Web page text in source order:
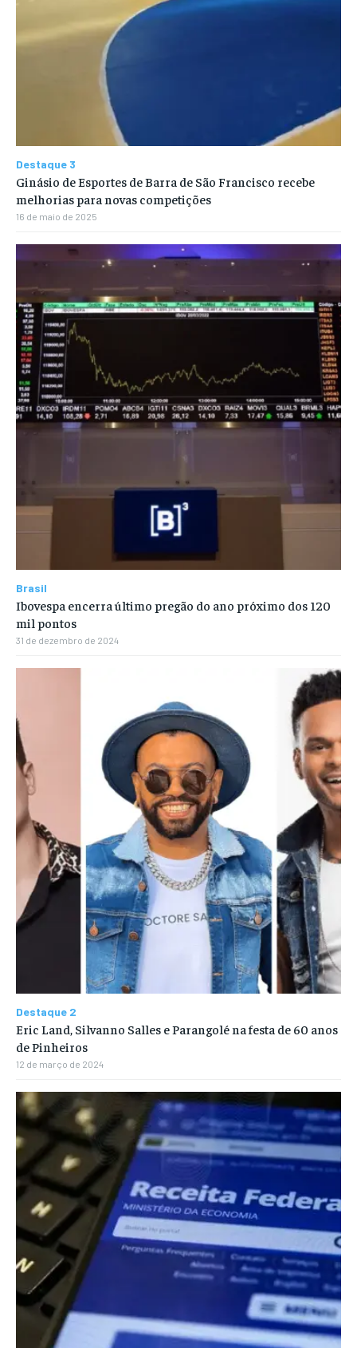
Destaque 3
Ginásio de Esportes de Barra de São Francisco recebe
melhorias para novas competições
16 de maio de 2025
Brasil
Ibovespa encerra último pregão do ano próximo dos 120
mil pontos
31 de dezembro de 2024
Destaque 2
Eric Land, Silvanno Salles e Parangolé na festa de 60 anos
de Pinheiros
12 de março de 2024